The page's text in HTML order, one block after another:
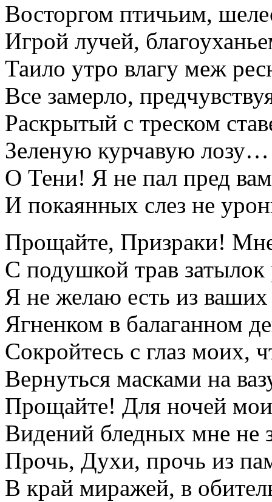
Восторгом птичьим,
Игрой лучей,
Таило утро влагу меж
Все замерло,
Раскрытый с треском
Зеленую курчавую лозу…
О Тени! Я не пал пред
И покаянных слез не
Прощайте, Призраки!
С подушкой трав затылок
Я не желаю есть из
Ягненком в балаганном
Сокройтесь с глаз моих,
Вернуться масками на
Прощайте! Для ночей
Видений бледных мне не
Прочь, Духи, прочь из
В край миражей, в